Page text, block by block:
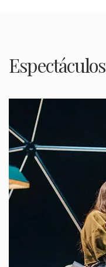
Espectáculos